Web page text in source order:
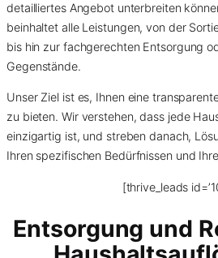
detailliertes Angebot unterbreiten
beinhaltet alle Leistungen, von der
bis hin zur fachgerechten Entsorgung
Gegenstände.
Unser Ziel ist es, Ihnen eine
zu bieten. Wir verstehen, dass jede
einzigartig ist, und streben danach,
Ihren spezifischen Bedürfnissen und
[thrive_leads
Entsorgung und